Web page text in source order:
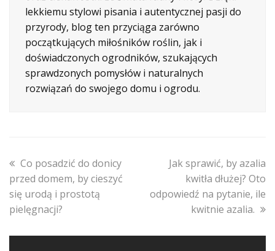
lekkiemu stylowi pisania i autentycznej pasji do
przyrody, blog ten przyciąga zarówno
początkujących miłośników roślin, jak i
doświadczonych ogrodników, szukających
sprawdzonych pomysłów i naturalnych
rozwiązań do swojego domu i ogrodu.
previous
post:
Co posadzić do donicy
przed domem, by cieszyć
się urodą i prostotą
pielęgnacji?
next
post:
Jak sprawić, by azalia
kwitła dłużej? Oto
odpowiedź na pytanie, ile
kwitnie azalia.